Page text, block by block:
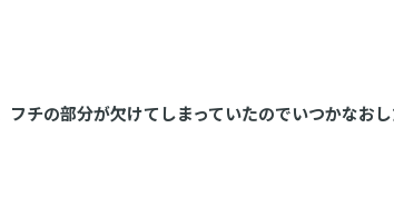
チの部分が欠けてしまっていたのでいつかなおし